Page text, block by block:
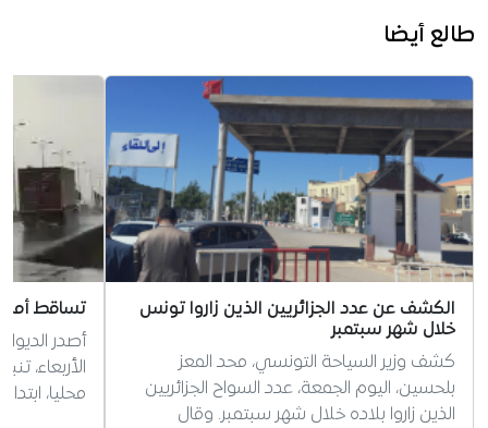
طالع أيضا
الكشف عن عدد الجزائريين الذين زاروا تونس
خلال شهر سبتمبر
كشف وزير السياحة التونسي، محد المعز
بلحسين، اليوم الجمعة، عدد السواح الجزائريين
الذين زاروا بلاده خلال شهر سبتمبر. وقال
تساقط
أصدر
الأربعاء،
محليا،